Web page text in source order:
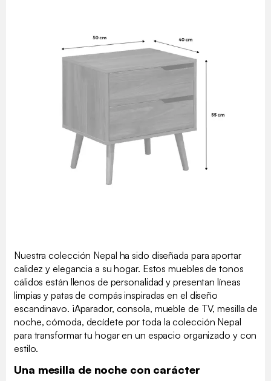
Nuestra colección Nepal ha sido diseñada para aportar
calidez y elegancia a su hogar. Estos muebles de tonos
cálidos están llenos de personalidad y presentan líneas
limpias y patas de compás inspiradas en el diseño
escandinavo. ¡Aparador, consola, mueble de TV, mesilla de
noche, cómoda, decídete por toda la colección Nepal
para transformar tu hogar en un espacio organizado y con
estilo.
Una mesilla de noche con carácter